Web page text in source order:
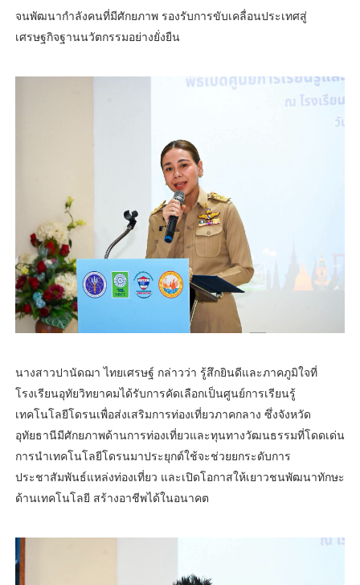
จนพัฒนากำลังคนที่มีศักยภาพ รองรับการขับเคลื่อนประเทศสู่
เศรษฐกิจฐานนวัตกรรมอย่างยั่งยืน
นางสาวปานัดฌา ไทยเศรษฐ์ กล่าวว่า รู้สึกยินดีและภาคภูมิใจที่
โรงเรียนอุทัยวิทยาคมได้รับการคัดเลือกเป็นศูนย์การเรียนรู้
เทคโนโลยีโดรนเพื่อส่งเสริมการท่องเที่ยวภาคกลาง ซึ่งจังหวัด
อุทัยธานีมีศักยภาพด้านการท่องเที่ยวและทุนทางวัฒนธรรมที่โดดเด่น
การนำเทคโนโลยีโดรนมาประยุกต์ใช้จะช่วยยกระดับการ
ประชาสัมพันธ์แหล่งท่องเที่ยว และเปิดโอกาสให้เยาวชนพัฒนาทักษะ
ด้านเทคโนโลยี สร้างอาชีพได้ในอนาคต